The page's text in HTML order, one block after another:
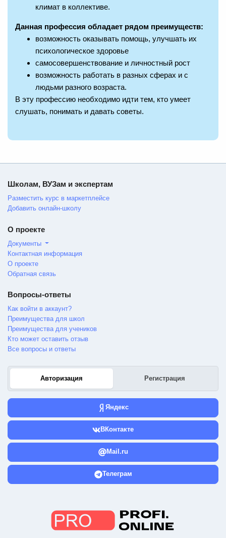
климат в коллективе.
Данная профессия обладает рядом преимуществ:
возможность оказывать помощь, улучшать их
психологическое здоровье
самосовершенствование и личностный рост
возможность работать в разных сферах и с
людьми разного возраста.
В эту профессию необходимо идти тем, кто умеет
слушать, понимать и давать советы.
Школам, ВУЗам и экспертам
Разместить курс в маркетплейсе
Добавить онлайн-школу
О проекте
Документы
Контактная информация
О проекте
Обратная связь
Вопросы-ответы
Как войти в аккаунт?
Преимущества для школ
Преимущества для учеников
Кто может оставить отзыв
Все вопросы и ответы
Авторизация Регистрация
Яндекс
ВКонтакте
Mail.ru
Телеграм